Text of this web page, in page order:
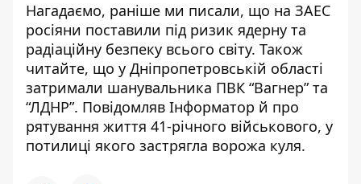
Нагадаємо, раніше ми писали, що на ЗАЕС
росіяни поставили під ризик ядерну та
радіаційну безпеку всього світу. Також
читайте, що у Дніпропетровській області
затримали шанувальника ПВК “Вагнер” та
“ЛДНР”. Повідомляв Інформатор й про
рятування життя 41-річного військового, у
потилиці якого застрягла ворожа куля.